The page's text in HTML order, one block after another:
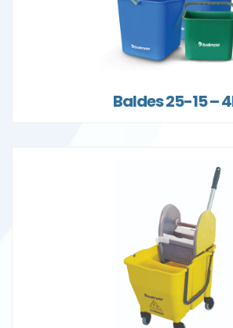
Baldes 25-15 –